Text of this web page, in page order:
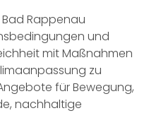
Rappenau
und
mit Maßnahmen
zu
für Bewegung,
nachhaltige